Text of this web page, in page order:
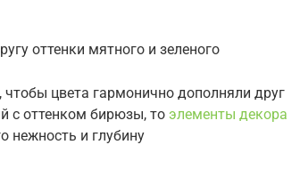
оттенки мятного и зеленого
цвета гармонично дополняли друг
с оттенком бирюзы, то элементы декора
нежность и глубину